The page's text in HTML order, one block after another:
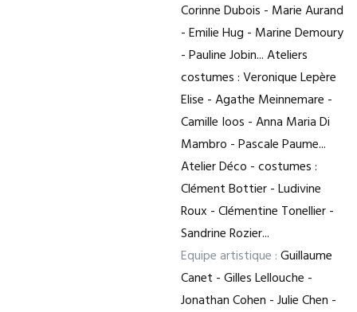
Corinne Dubois - Marie Aurand
- Emilie Hug - Marine Demoury
- Pauline Jobin... Ateliers
costumes : Veronique Lepère
Elise - Agathe Meinnemare -
Camille Ioos - Anna Maria Di
Mambro - Pascale Paume...
Atelier Déco - costumes :
Clément Bottier - Ludivine
Roux - Clémentine Tonellier -
Sandrine Rozier...
Equipe artistique :Guillaume
Canet - Gilles Lellouche -
Jonathan Cohen - Julie Chen -